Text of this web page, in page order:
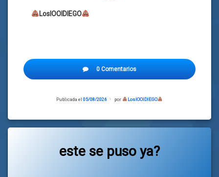
LosIOOIDIEGO
0 Comentarios
Publicada el05/08/2026
Actualizado
por LosIOOIDIEGO
este se puso ya?